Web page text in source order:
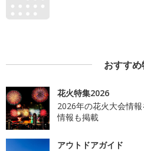
おすす
花火特集2026
2026年の花火大会情
情報も掲載
アウトドアガイド